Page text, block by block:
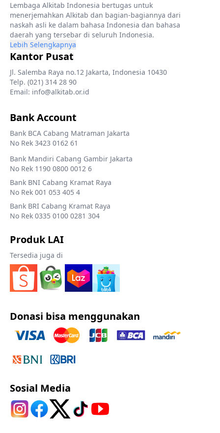
Lembaga Alkitab Indonesia bertugas untuk
menerjemahkan Alkitab dan bagian-bagiannya dari
naskah asli ke dalam bahasa Indonesia dan bahasa
daerah yang tersebar di seluruh Indonesia.
Lebih Selengkapnya
Kantor Pusat
Jl. Salemba Raya no.12 Jakarta, Indonesia 10430
Telp. (021) 314 28 90
Email: info@alkitab.or.id
Bank Account
Bank BCA Cabang Matraman Jakarta
No Rek 3423 0162 61
Bank Mandiri Cabang Gambir Jakarta
No Rek 1190 0800 0012 6
Bank BNI Cabang Kramat Raya
No Rek 001 053 405 4
Bank BRI Cabang Kramat Raya
No Rek 0335 0100 0281 304
Produk LAI
Tersedia juga di
Donasi bisa menggunakan
Sosial Media